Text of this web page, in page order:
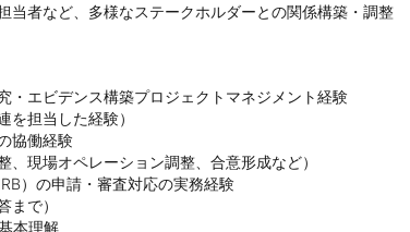
・エビデンス構築プロジェクトマネジメント経験
を担当した経験）
協働経験
、現場オペレーション調整、合意形成など）
）の申請・審査対応の実務経験
まで）
本理解